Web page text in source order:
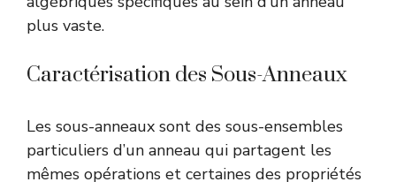
plus vaste.
Caractérisation des Sous-Anneaux
Les sous-anneaux sont des sous-ensembles
particuliers d’un anneau qui partagent les
mêmes opérations et certaines des propriétés